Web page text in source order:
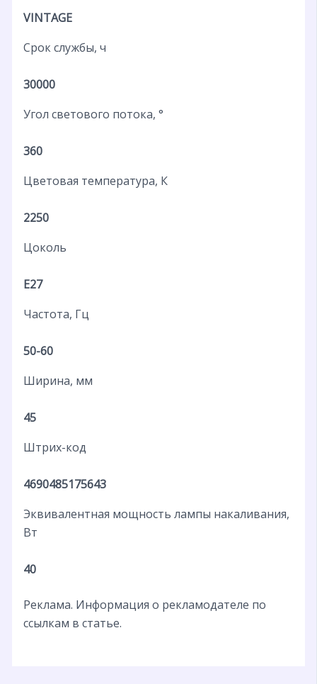
VINTAGE
Срок службы, ч
30000
Угол светового потока, °
360
Цветовая температура, К
2250
Цоколь
E27
Частота, Гц
50-60
Ширина, мм
45
Штрих-код
4690485175643
Эквивалентная мощность лампы накаливания,
Вт
40
Реклама. Информация о рекламодателе по
ссылкам в статье.